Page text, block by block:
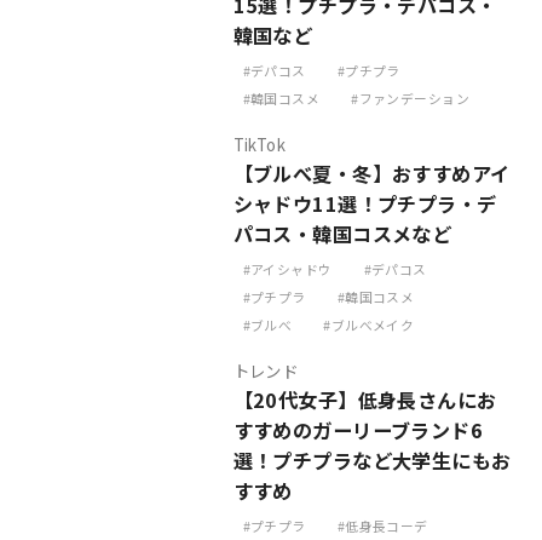
韓国など
デパコス
プチプラ
韓国コスメ
ファンデーション
TikTok
【ブルべ夏・冬】おすすめアイ
シャドウ11選！プチプラ・デ
パコス・韓国コスメなど
アイシャドウ
デパコス
プチプラ
韓国コスメ
ブルべ
ブルべメイク
トレンド
【20代女子】低身長さんにお
すすめのガーリーブランド6
選！プチプラなど大学生にもお
すすめ
プチプラ
低身長コーデ